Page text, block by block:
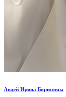
Авдей Ирина Борисовна